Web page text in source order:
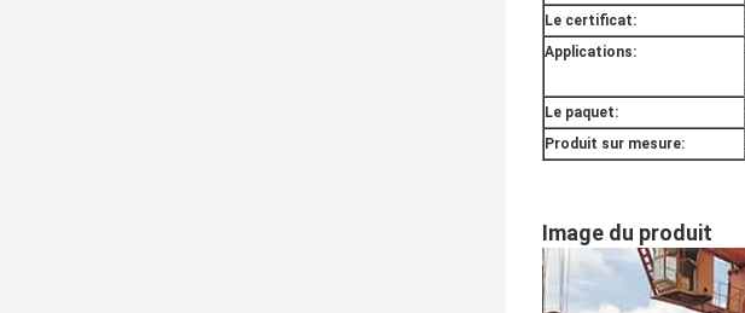
Le certificat:
Applications:
Le paquet:
Produit sur mesure:
Image du produit